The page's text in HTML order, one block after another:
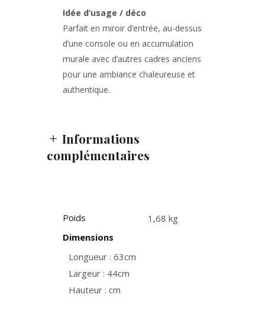
Idée d’usage / déco
Parfait en miroir d’entrée, au-dessus
d’une console ou en accumulation
murale avec d’autres cadres anciens
pour une ambiance chaleureuse et
authentique.
Informations
complémentaires
Poids
1,68 kg
Dimensions
Longueur : 63cm
Largeur : 44cm
Hauteur : cm